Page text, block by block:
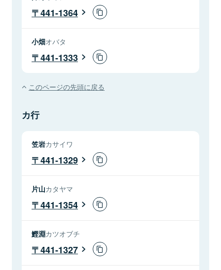
441-1364
小畑オバタ
441-1333
このページの先頭に戻る
カ行
笠岩カサイワ
441-1329
片山カタヤマ
441-1354
鰹淵カツオブチ
441-1327